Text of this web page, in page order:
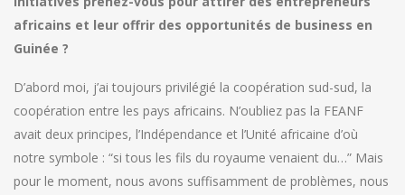
africains et leur offrir des opportunités de business en
Guinée ?
D’abord moi, j’ai toujours privilégié la coopération sud-sud, la
coopération entre les pays africains. N’oubliez pas la FEANF
avait deux principes, l’Indépendance et l’Unité africaine d’où
notre symbole : “si tous les fils du royaume venaient du…” Mais
pour le moment, nous avons suffisamment de problèmes, nous